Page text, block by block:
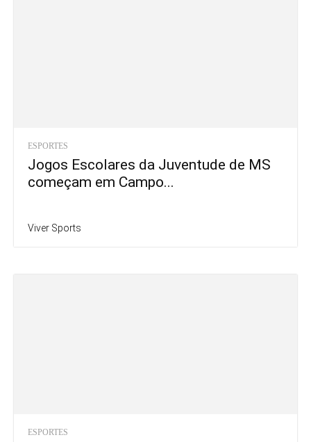
ESPORTES
Jogos Escolares da Juventude de MS
começam em Campo...
Viver Sports
ESPORTES